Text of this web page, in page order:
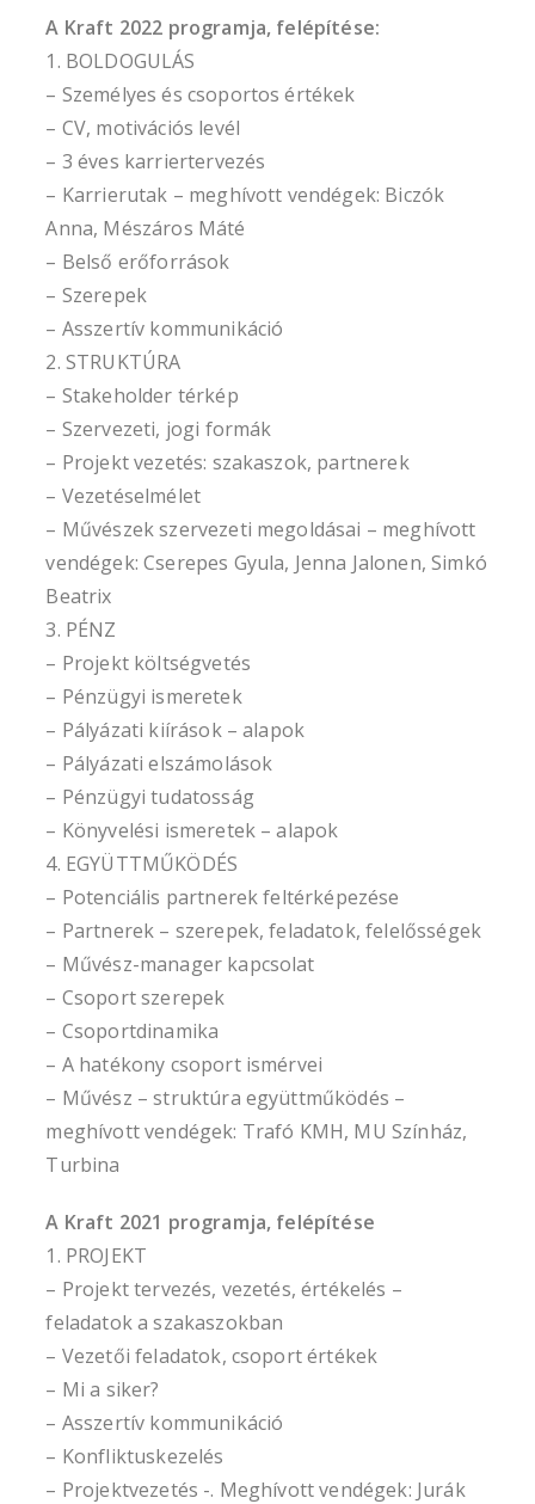
A Kraft 2022 programja, felépítése:
1. BOLDOGULÁS
– Személyes és csoportos értékek
– CV, motivációs levél
– 3 éves karriertervezés
– Karrierutak – meghívott vendégek: Biczók
Anna, Mészáros Máté
– Belső erőforrások
– Szerepek
– Asszertív kommunikáció
2. STRUKTÚRA
– Stakeholder térkép
– Szervezeti, jogi formák
– Projekt vezetés: szakaszok, partnerek
– Vezetéselmélet
– Művészek szervezeti megoldásai – meghívott
vendégek: Cserepes Gyula, Jenna Jalonen, Simkó
Beatrix
3. PÉNZ
– Projekt költségvetés
– Pénzügyi ismeretek
– Pályázati kiírások – alapok
– Pályázati elszámolások
– Pénzügyi tudatosság
– Könyvelési ismeretek – alapok
4. EGYÜTTMŰKÖDÉS
– Potenciális partnerek feltérképezése
– Partnerek – szerepek, feladatok, felelősségek
– Művész-manager kapcsolat
– Csoport szerepek
– Csoportdinamika
– A hatékony csoport ismérvei
– Művész – struktúra együttműködés –
meghívott vendégek: Trafó KMH, MU Színház,
Turbina
A Kraft 2021 programja, felépítése
1. PROJEKT
– Projekt tervezés, vezetés, értékelés –
feladatok a szakaszokban
– Vezetői feladatok, csoport értékek
– Mi a siker?
– Asszertív kommunikáció
– Konfliktuskezelés
– Projektvezetés -. Meghívott vendégek: Jurák